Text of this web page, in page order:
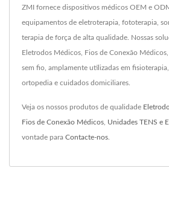
ZMI fornece dispositivos médicos OEM e
equipamentos de eletroterapia, fototerapia,
terapia de força de alta qualidade. Nossas
Eletrodos Médicos, Fios de Conexão
sem fio, amplamente utilizadas em
ortopedia e cuidados domiciliares.
Veja os nossos produtos de qualidade
Fios de Conexão Médicos Unidades TENS e
vontade para Contacte-nos